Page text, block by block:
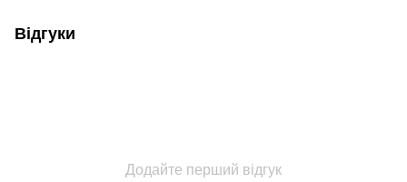
Відгуки
Додайте перший відгук